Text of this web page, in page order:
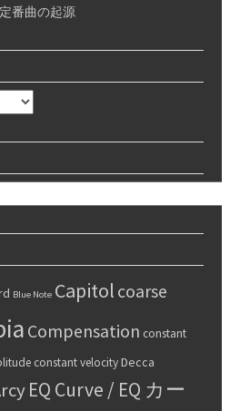
番曲の起源
Blue Note Capitol coarse
Compensation constant
constant velocityDecca
EQ Curve / EQ カー